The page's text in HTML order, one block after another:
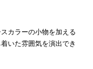
カラーの小物を加える
いた雰囲気を演出でき